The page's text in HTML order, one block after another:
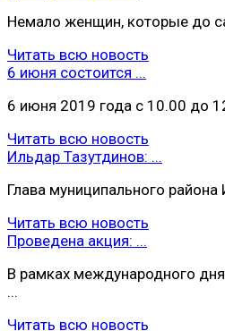
Немало женщин, которые до
Читать всю новость
6 июня состоится ...
6 июня 2019 года с 10.00 до
Читать всю новость
Ильдар Тазутдинов: ...
Глава муниципального района
Читать всю новость
Проведена акция: ...
В рамках международного
...
Читать всю новость